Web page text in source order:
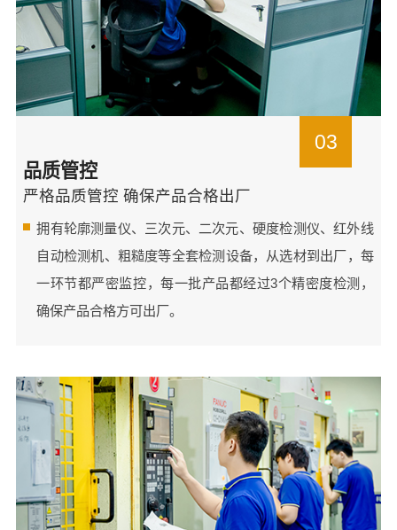
03
品质管控
严格品质管控 确保产品合格出厂
拥有轮廓测量仪、三次元、二次元、硬度检测仪、红外线
自动检测机、粗糙度等全套检测设备，从选材到出厂，每
一环节都严密监控，每一批产品都经过3个精密度检测，
确保产品合格方可出厂。